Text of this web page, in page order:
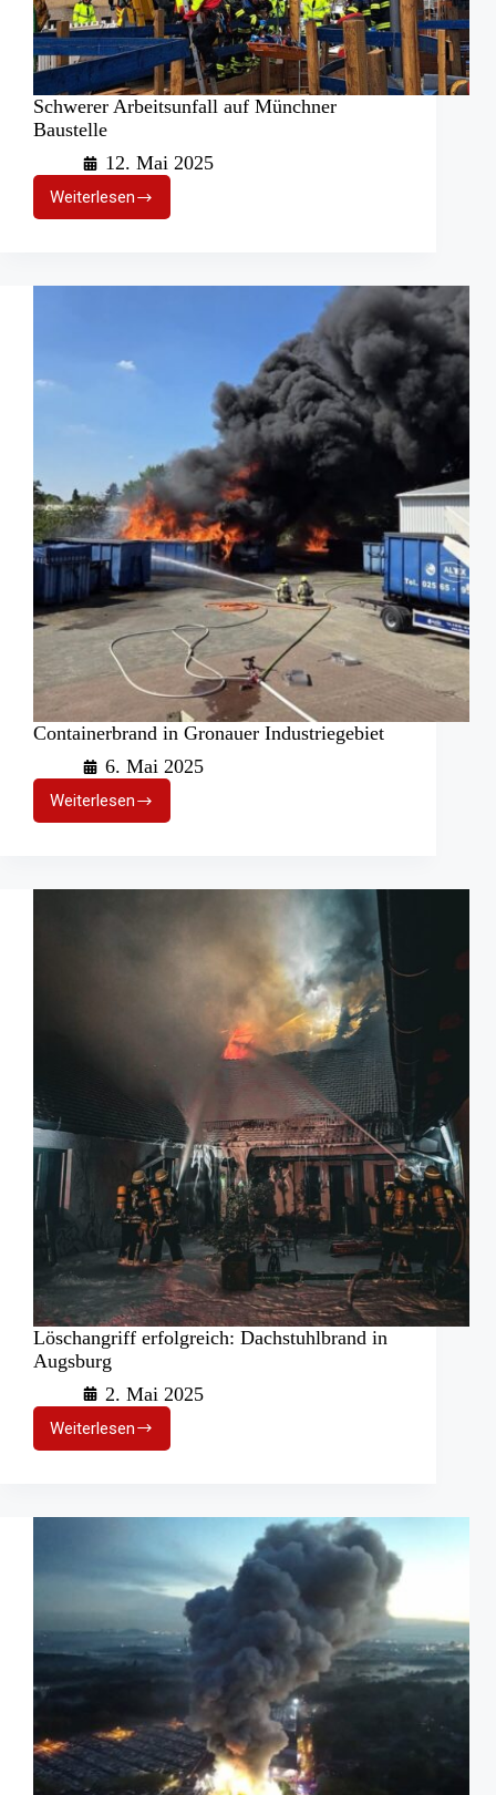
Schwerer Arbeitsunfall auf Münchner
Baustelle
12. Mai 2025
Weiterlesen
Schwerer
Arbeitsunfall
Baustelle
Containerbrand in Gronauer Industriegebiet
6. Mai 2025
WeiterlesenContainerbrand
in
Löschangriff erfolgreich: Dachstuhlbrand in
Augsburg
2. Mai 2025
WeiterlesenLöschangriff
erfolgreich:
Augsburg